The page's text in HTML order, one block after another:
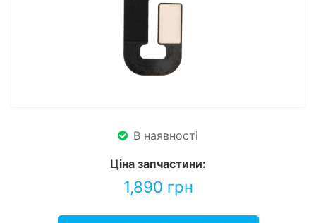
В наявності
Ціна запчастини:
1,890 грн